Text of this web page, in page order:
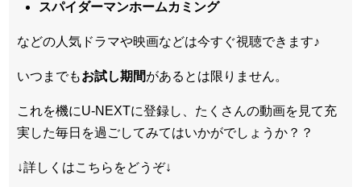
スパイダーマンホームカミング
などの人気ドラマや映画などは今すぐ視聴できます♪
いつまでもお試し期間があるとは限りません。
これを機にU-NEXTに登録し、たくさんの動画を見て充
実した毎日を過ごしてみてはいかがでしょうか？？
↓詳しくはこちらをどうぞ↓